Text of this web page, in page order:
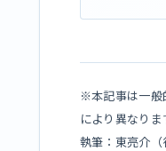
※本記事は一般
により異なりま
執筆：東亮介（